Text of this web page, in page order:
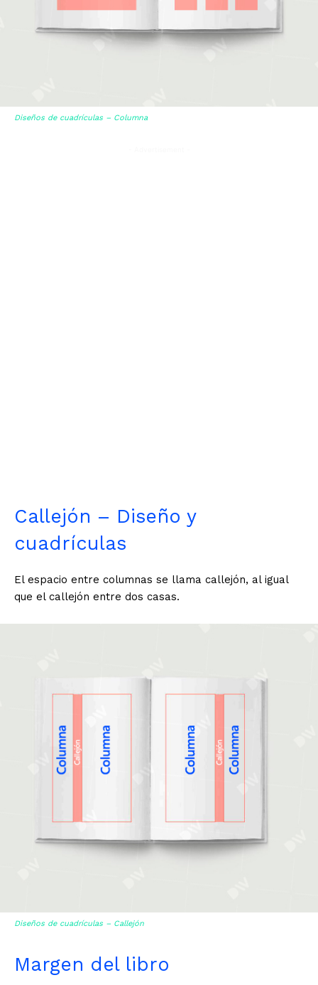
Diseños de cuadrículas – Columna
Callejón – Diseño y
cuadrículas
El espacio entre columnas se llama callejón, al igual
que el callejón entre dos casas.
Diseños de cuadrículas – Callejón
Margen del libro